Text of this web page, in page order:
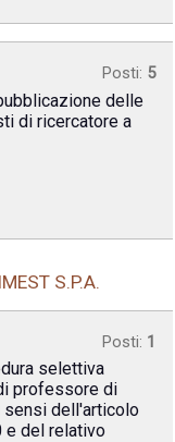
Posti: 5
delle
di ricercatore a
S.P.A.
Posti: 1
selettiva
professore di
sensi dell'articolo
e del relativo